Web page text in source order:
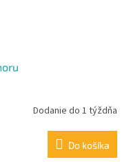
Dodanie do 1 týždňa
Do košíka